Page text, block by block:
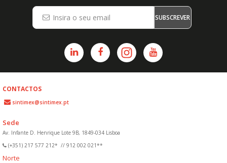
SUBSCREVER
CONTACTOS
sintimex@sintimex.pt
Sede
Av. Infante D. Henrique Lote 9B, 1849-034 Lisboa
(+351) 217 577 212* // 912 002 021**
Norte